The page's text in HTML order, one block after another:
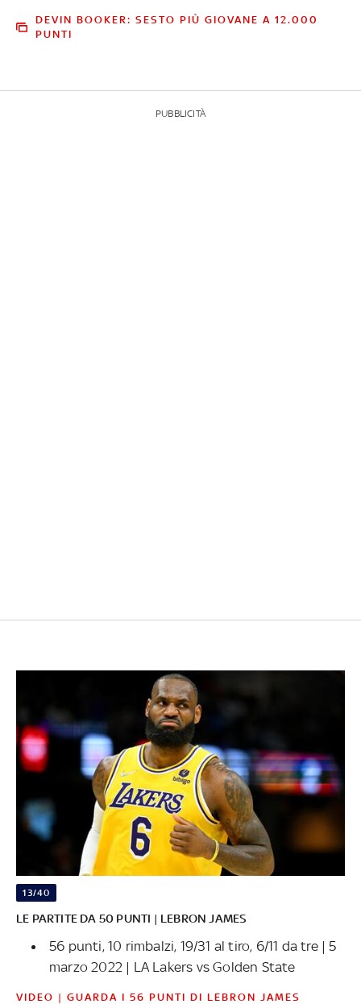
DEVIN BOOKER: SESTO PIÙ GIOVANE A 12.000
PUNTI
PUBBLICITÀ
13/40
LE PARTITE DA 50 PUNTI | LEBRON JAMES
56 punti, 10 rimbalzi, 19/31 al tiro, 6/11 da tre | 5
marzo 2022 | LA Lakers vs Golden State
VIDEO | GUARDA I 56 PUNTI DI LEBRON JAMES